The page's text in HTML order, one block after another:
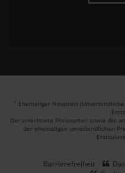
1 Ehemaliger Neupreis
Der errechnete Preisvorteil sowie die
der ehemaligen unverbindlichen
Barrierefreiheit